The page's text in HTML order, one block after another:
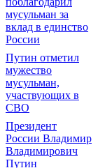
мусульман за
вклад в единство
России
Путин отметил
мужество
мусульман,
участвующих в
СВО
Президент
России Владимир
Владимирович
Путин